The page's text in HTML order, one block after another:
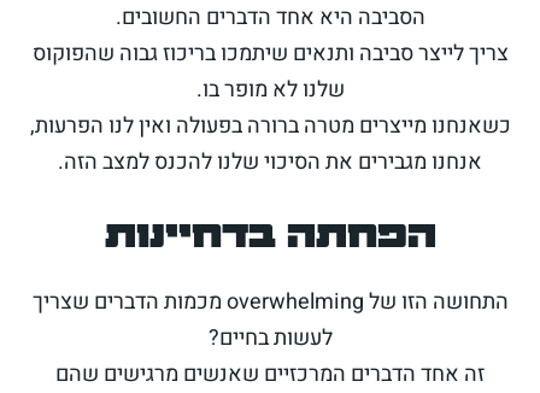
הסביבה היא אחד הדברים החשובים.
צריך לייצר סביבה ותנאים שיתמכו בריכוז גבוה שהפוקוס
שלנו לא מופר בו.
כשאנחנו מייצרים מטרה ברורה בפעולה ואין לנו הפרעות,
אנחנו מגבירים את הסיכוי שלנו להכנס למצב הזה.
הפחתה בדחיינות
התחושה הזו של overwhelming מכמות הדברים שצריך
לעשות בחיים?
זה אחד הדברים המרכזיים שאנשים מרגישים שהם